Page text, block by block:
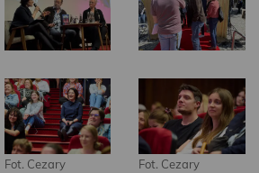
Fot. Cezary
Fot. Cezary